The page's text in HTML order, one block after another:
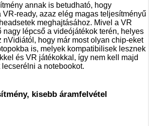
annak is betudható, hogy
VR-ready, azaz elég magas teljesítményű
meghajtásához. Mivel a VR
nagy lépcső a videójátékok terén, helyes
nVidiától, hogy már most olyan chip-eket
is, melyek kompatibilisek lesznek
és VR játékokkal, így nem kell majd
a notebookot.
kisebb áramfelvétel